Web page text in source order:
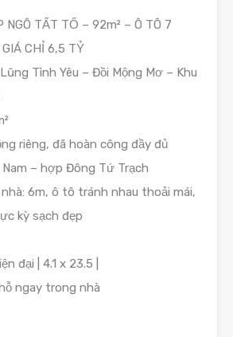
NGÔ TẤT TỐ – 92m² – Ô TÔ 7
CHỈ 6,5 TỶ
Tình Yêu – Đồi Mộng Mơ – Khu
riêng, đã hoàn công đầy đủ
– hợp Đông Tứ Trạch
6m, ô tô tránh nhau thoải mái,
kỳ sạch đẹp
đại | 4.1 x 23.5 |
ngay trong nhà